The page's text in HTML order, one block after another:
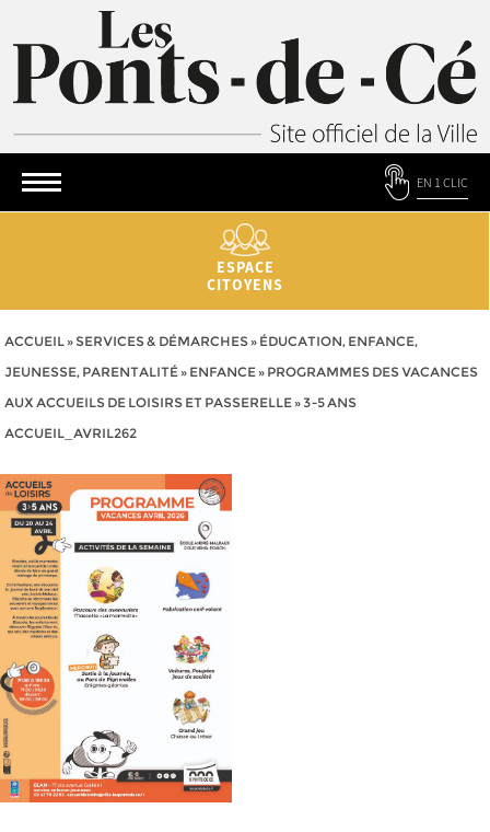
EN 1 CLIC
ESPACE
CITOYENS
ACCUEIL» SERVICES & DÉMARCHES» ÉDUCATION, ENFANCE,
JEUNESSE, PARENTALITÉ» ENFANCE» PROGRAMMES DES VACANCES
AUX ACCUEILS DE LOISIRS ET PASSERELLE» 3-5 ANS
ACCUEIL_AVRIL262